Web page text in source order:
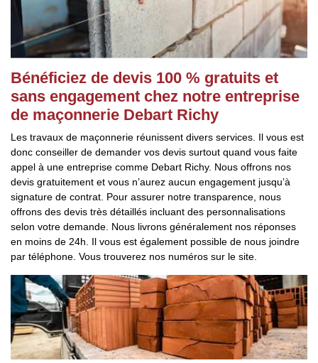
Bénéficiez de devis 100 % gratuits et
sans engagement chez notre entreprise
de maçonnerie Debart Richy
Les travaux de maçonnerie réunissent divers services. Il vous est
donc conseiller de demander vos devis surtout quand vous faite
appel à une entreprise comme Debart Richy. Nous offrons nos
devis gratuitement et vous n’aurez aucun engagement jusqu’à
signature de contrat. Pour assurer notre transparence, nous
offrons des devis très détaillés incluant des personnalisations
selon votre demande. Nous livrons généralement nos réponses
en moins de 24h. Il vous est également possible de nous joindre
par téléphone. Vous trouverez nos numéros sur le site.